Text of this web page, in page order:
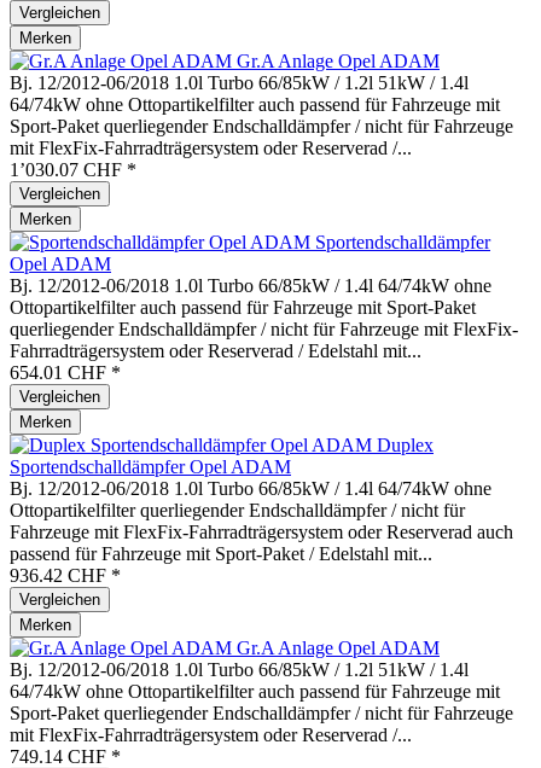
Vergleichen
Merken
Gr.A Anlage Opel ADAM
Bj. 12/2012-06/2018 1.0l Turbo 66/85kW / 1.2l 51kW / 1.4l
64/74kW ohne Ottopartikelfilter auch passend für Fahrzeuge mit
Sport-Paket querliegender Endschalldämpfer / nicht für Fahrzeuge
mit FlexFix-Fahrradträgersystem oder Reserverad /...
1’030.07 CHF *
Vergleichen
Merken
Sportendschalldämpfer
Opel ADAM
Bj. 12/2012-06/2018 1.0l Turbo 66/85kW / 1.4l 64/74kW ohne
Ottopartikelfilter auch passend für Fahrzeuge mit Sport-Paket
querliegender Endschalldämpfer / nicht für Fahrzeuge mit FlexFix-
Fahrradträgersystem oder Reserverad / Edelstahl mit...
654.01 CHF *
Vergleichen
Merken
Duplex
Sportendschalldämpfer Opel ADAM
Bj. 12/2012-06/2018 1.0l Turbo 66/85kW / 1.4l 64/74kW ohne
Ottopartikelfilter querliegender Endschalldämpfer / nicht für
Fahrzeuge mit FlexFix-Fahrradträgersystem oder Reserverad auch
passend für Fahrzeuge mit Sport-Paket / Edelstahl mit...
936.42 CHF *
Vergleichen
Merken
Gr.A Anlage Opel ADAM
Bj. 12/2012-06/2018 1.0l Turbo 66/85kW / 1.2l 51kW / 1.4l
64/74kW ohne Ottopartikelfilter auch passend für Fahrzeuge mit
Sport-Paket querliegender Endschalldämpfer / nicht für Fahrzeuge
mit FlexFix-Fahrradträgersystem oder Reserverad /...
749.14 CHF *